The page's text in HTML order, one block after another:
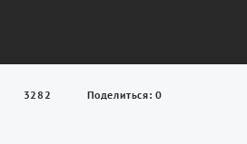
3282 Поделиться: 0